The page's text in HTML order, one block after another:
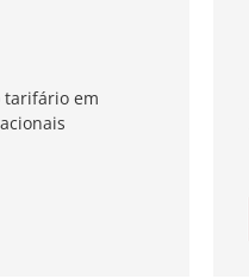
tarifário em